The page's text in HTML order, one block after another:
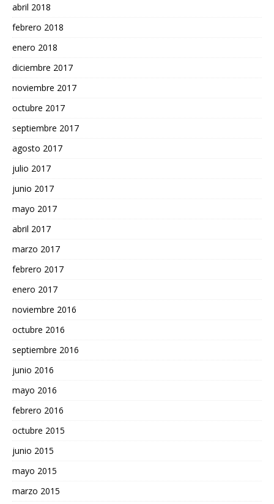
abril 2018
febrero 2018
enero 2018
diciembre 2017
noviembre 2017
octubre 2017
septiembre 2017
agosto 2017
julio 2017
junio 2017
mayo 2017
abril 2017
marzo 2017
febrero 2017
enero 2017
noviembre 2016
octubre 2016
septiembre 2016
junio 2016
mayo 2016
febrero 2016
octubre 2015
junio 2015
mayo 2015
marzo 2015